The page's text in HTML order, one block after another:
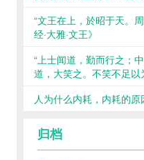
“文王在上，於昭于天。
经·大雅·文王》
“上士闻道，勤而行之；
道，大笑之。不笑不足以
人为什么内耗，内耗的原
归档